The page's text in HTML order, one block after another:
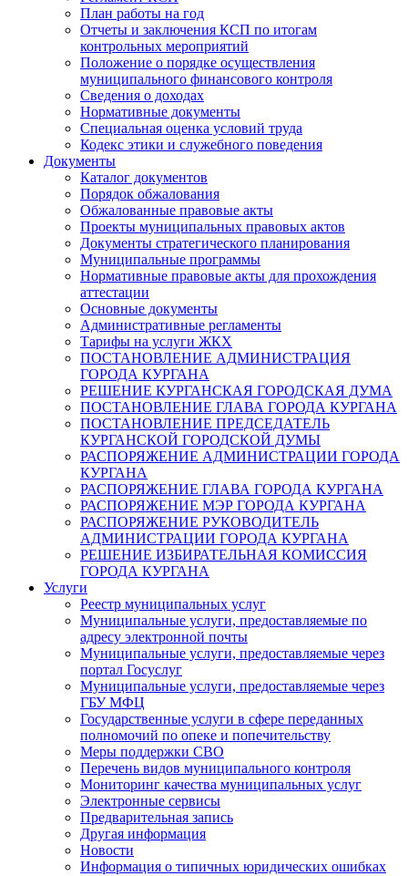
План работы на год
Отчеты и заключения КСП по итогам
контрольных мероприятий
Положение о порядке осуществления
муниципального финансового контроля
Сведения о доходах
Нормативные документы
Специальная оценка условий труда
Кодекс этики и служебного поведения
Документы
Каталог документов
Порядок обжалования
Обжалованные правовые акты
Проекты муниципальных правовых актов
Документы стратегического планирования
Муниципальные программы
Нормативные правовые акты для прохождения
аттестации
Основные документы
Административные регламенты
Тарифы на услуги ЖКХ
ПОСТАНОВЛЕНИЕ АДМИНИСТРАЦИЯ
ГОРОДА КУРГАНА
РЕШЕНИЕ КУРГАНСКАЯ ГОРОДСКАЯ ДУМА
ПОСТАНОВЛЕНИЕ ГЛАВА ГОРОДА КУРГАНА
ПОСТАНОВЛЕНИЕ ПРЕДСЕДАТЕЛЬ
КУРГАНСКОЙ ГОРОДСКОЙ ДУМЫ
РАСПОРЯЖЕНИЕ АДМИНИСТРАЦИИ ГОРОДА
КУРГАНА
РАСПОРЯЖЕНИЕ ГЛАВА ГОРОДА КУРГАНА
РАСПОРЯЖЕНИЕ МЭР ГОРОДА КУРГАНА
РАСПОРЯЖЕНИЕ РУКОВОДИТЕЛЬ
АДМИНИСТРАЦИИ ГОРОДА КУРГАНА
РЕШЕНИЕ ИЗБИРАТЕЛЬНАЯ КОМИССИЯ
ГОРОДА КУРГАНА
Услуги
Реестр муниципальных услуг
Муниципальные услуги, предоставляемые по
адресу электронной почты
Муниципальные услуги, предоставляемые через
портал Госуслуг
Муниципальные услуги, предоставляемые через
ГБУ МФЦ
Государственные услуги в сфере переданных
полномочий по опеке и попечительству
Меры поддержки СВО
Перечень видов муниципального контроля
Мониторинг качества муниципальных услуг
Электронные сервисы
Предварительная запись
Другая информация
Новости
Информация о типичных юридических ошибках